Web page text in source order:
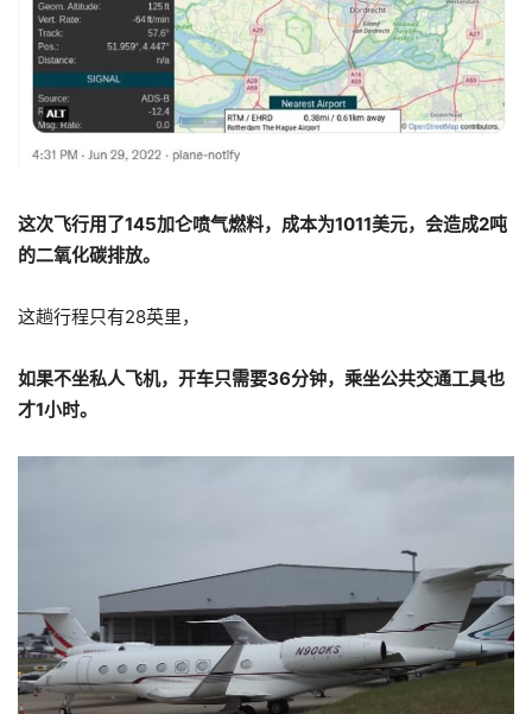
这次飞行用了145加仑喷气燃料，成本为1011美元，会造成2吨
的二氧化碳排放。
这趟行程只有28英里，
如果不坐私人飞机，开车只需要36分钟，乘坐公共交通工具也
才1小时。